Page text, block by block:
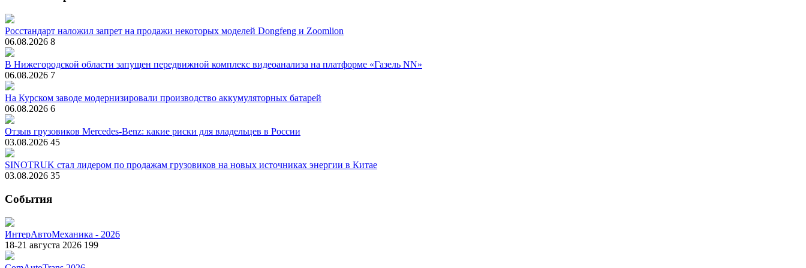
Росстандарт наложил запрет на продажи некоторых моделей Dongfeng и Zoomlion
06.08.2026 8
В Нижегородской области запущен передвижной комплекс видеоанализа на платформе «Газель NN»
06.08.2026 7
На Курском заводе модернизировали производство аккумуляторных батарей
06.08.2026 6
Отзыв грузовиков Mercedes-Benz: какие риски для владельцев в России
03.08.2026 45
SINOTRUK стал лидером по продажам грузовиков на новых источниках энергии в Китае
03.08.2026 35
События
ИнтерАвтоМеханика - 2026
18-21 августа 2026 199